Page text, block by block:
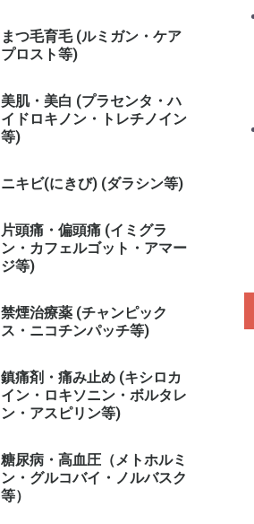
まつ毛育毛 (ルミガン・ケア
プロスト等)
美肌・美白 (プラセンタ・ハ
イドロキノン・トレチノイン
等)
ニキビ(にきび) (ダラシン等)
片頭痛・偏頭痛 (イミグラ
ン・カフェルゴット・アマー
ジ等)
禁煙治療薬 (チャンピック
ス・ニコチンパッチ等)
鎮痛剤・痛み止め (キシロカ
イン・ロキソニン・ボルタレ
ン・アスピリン等)
糖尿病・高血圧（メトホルミ
ン・グルコバイ・ノルバスク
等）